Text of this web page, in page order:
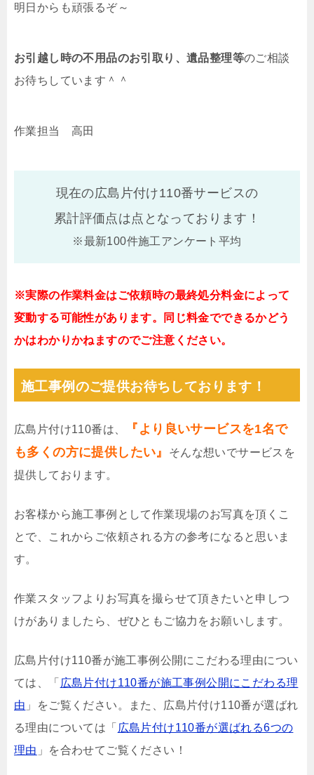
明日からも頑張るぞ～
お引越し時の不用品のお引取り、遺品整理等のご相談
お待ちしています＾＾
作業担当 高田
現在の広島片付け110番サービスの
累計評価点は点となっております！
※最新100件施工アンケート平均
※実際の作業料金はご依頼時の最終処分料金によって
変動する可能性があります。同じ料金でできるかどう
かはわかりかねますのでご注意ください。
施工事例のご提供お待ちしております！
広島片付け110番は、
『より良いサービスを1名で
も多くの方に提供したい』
そんな想いでサービスを
提供しております。
お客様から施工事例として作業現場のお写真を頂くこ
とで、これからご依頼される方の参考になると思いま
す。
作業スタッフよりお写真を撮らせて頂きたいと申しつ
けがありましたら、ぜひともご協力をお願いします。
広島片付け110番が施工事例公開にこだわる理由につい
ては、「 広島片付け110番が施工事例公開にこだわる理
由 」をご覧ください。また、広島片付け110番が選ばれ
る理由については「 広島片付け110番が選ばれる6つの
理由 」を合わせてご覧ください！